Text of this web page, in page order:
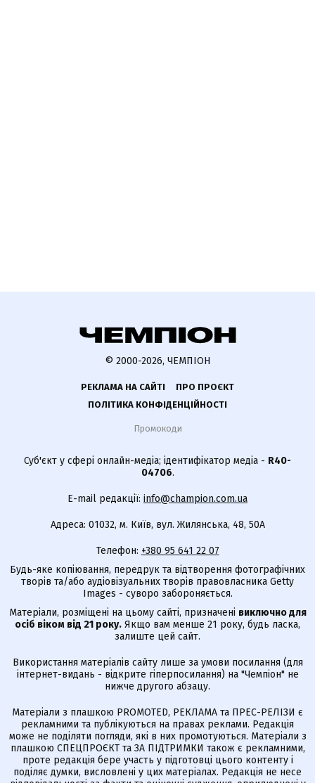
© 2000-2026, ЧЕМПІОН
РЕКЛАМА НА САЙТІ
ПРО ПРОЄКТ
ПОЛІТИКА КОНФІДЕНЦІЙНОСТІ
Промокоди
Суб'єкт у сфері онлайн-медіа; ідентифікатор медіа - R40-
04706.
E-mail редакції: info@champion.com.ua
Адреса: 01032, м. Київ, вул. Жилянська, 48, 50А
Телефон: +380 95 641 22 07
Будь-яке копіювання, передрук та відтворення фотографічних
творів та/або аудіовізуальних творів правовласника Getty
Images - суворо забороняється.
Матеріали, розміщені на цьому сайті, призначені виключно для
осіб віком від 21 року. Якщо вам менше 21 року, будь ласка,
залиште цей сайт.
Використання матеріалів сайту лише за умови посилання (для
інтернет-видань - відкрите гіперпосилання) на "Чемпіон" не
нижче другого абзацу.
Матеріали з плашкою PROMOTED, РЕКЛАМА та ПРЕС-РЕЛІЗИ є
рекламними та публікуються на правах реклами. Редакція
може не поділяти погляди, які в них промотуються. Матеріали з
плашкою СПЕЦПРОЄКТ та ЗА ПІДТРИМКИ також є рекламними,
проте редакція бере участь у підготовці цього контенту і
поділяє думки, висловлені у цих матеріалах. Редакція не несе